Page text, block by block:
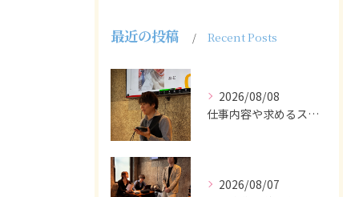
最近の投稿 Recent Posts
2026/08/08
仕事内容や求めるスキルを明確にし、ターゲット層に響くメッセー...
2026/08/07